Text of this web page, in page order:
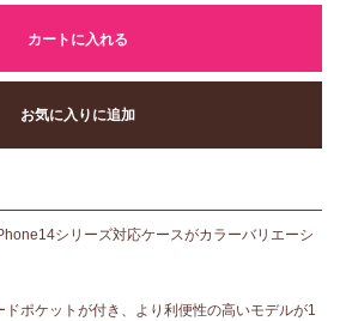
カートに入れる
お気に入りに追加
シリーズ対応ケースがカラーバリエーシ
ドポケットが付き、より利便性の高いモデルが1